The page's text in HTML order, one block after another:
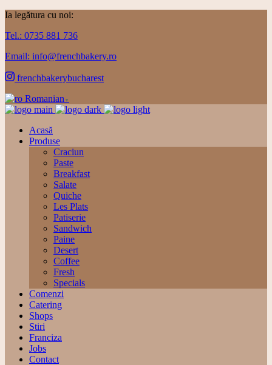
Ia legătura cu noi:
Tel.: 0735 881 736
Email: info@frenchbakery.ro
frenchbakerybucharest
Romanian ▼
Acasă
Produse
Craciun
Paste
Breakfast
Salate
Quiche
Les Plats
Patiserie
Sandwich
Paine
Desert
Coffee
Fresh
Specials
Comenzi
Catering
Shops
Stiri
Franciza
Jobs
Contact